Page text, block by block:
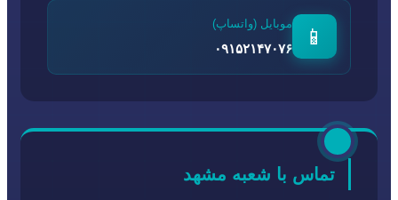
📱
موبایل (واتساپ)
۰۹۱۵۲۱۴۷۰۷۶
تماس با شعبه مشهد